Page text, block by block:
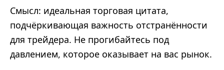
Смысл: идеальная торговая цитата,
подчёркивающая важность отстранённости
для трейдера. Не прогибайтесь под
давлением, которое оказывает на вас рынок.